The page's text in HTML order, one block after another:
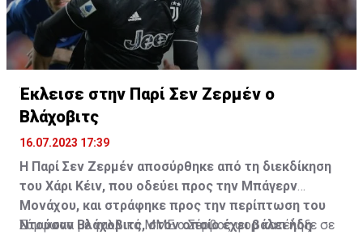
Έκλεισε στην Παρί Σεν Ζερμέν ο
Βλάχοβιτς
16.07.2023 17:39
Η Παρί Σεν Ζερμέν αποσύρθηκε από τη διεκδίκηση
του Χάρι Κέιν, που οδεύει προς την Μπάγερν
Μονάχου, και στράφηκε προς την περίπτωση του
Ντούσαν Βλάχοβιτς, στον οποίο έχει βάλει ήδη
Σύμφωνα με γαλλικά ΜΜΕ ο Σέρβος φορ κατέληξε σε